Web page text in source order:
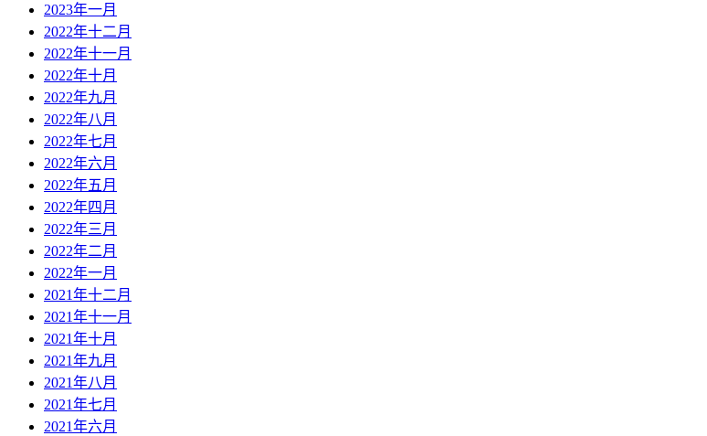
2023年一月
2022年十二月
2022年十一月
2022年十月
2022年九月
2022年八月
2022年七月
2022年六月
2022年五月
2022年四月
2022年三月
2022年二月
2022年一月
2021年十二月
2021年十一月
2021年十月
2021年九月
2021年八月
2021年七月
2021年六月